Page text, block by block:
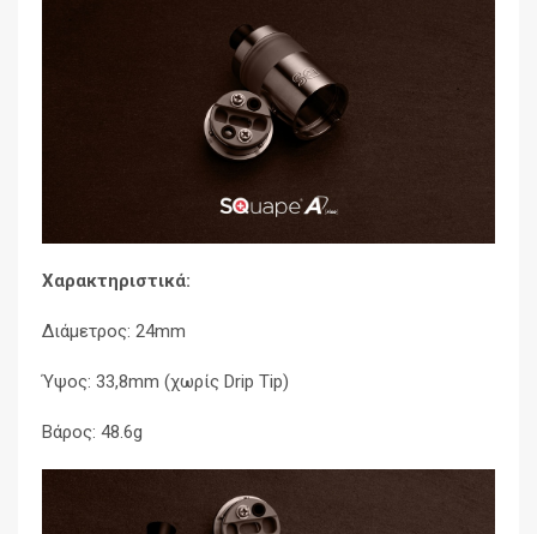
Χαρακτηριστικά:
Διάμετρος: 24mm
Ύψος: 33,8mm (χωρίς Drip Tip)
Βάρος: 48.6g